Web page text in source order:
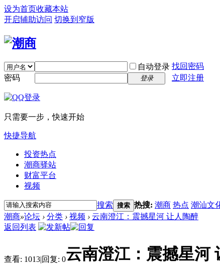
设为首页收藏本站
开启辅助访问 切换到窄版
自动登录 找回密码
密码
登录 立即注册
只需要一步，快速开始
快捷导航
投资热点
潮商驿站
财富平台
视频
搜索 搜索 热搜: 潮商 热点 潮汕文
潮商»论坛 › 分类 › 视频 › 云南澄江：震撼星河 让人陶醉
返回列表
查看: 1013|回复: 0云南澄江：震撼星河